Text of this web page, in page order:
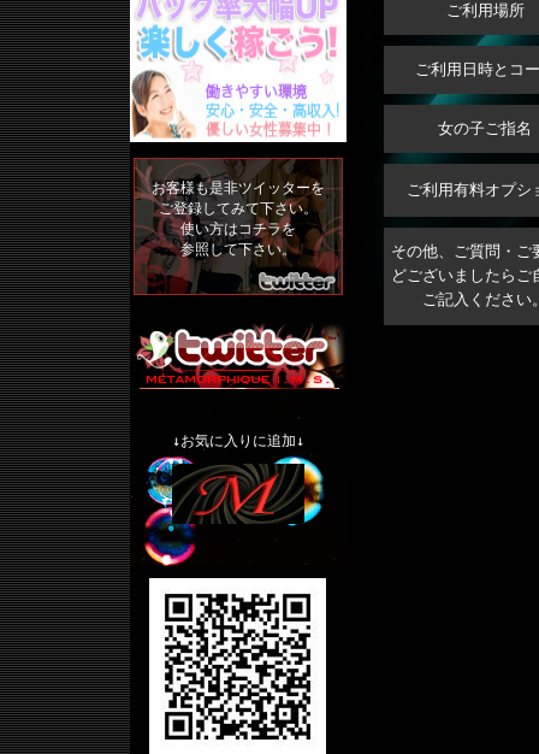
お客様も是非ツイッターを
ご登録してみて下さい。
使い方はコチラを
参照して下さい。
↓お気に入りに追加↓
ご利用場所
ご利用日時とコ
女の子ご指名
ご利用有料オプシ
その他、ご質問・ご
どございましたらご
ご記入ください